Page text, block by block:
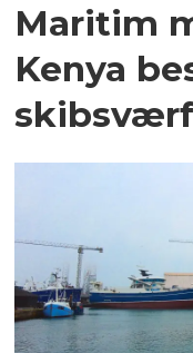
Maritim
Kenya